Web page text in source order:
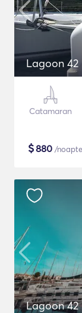
Lagoon 42
Catamaran
$880 /noapte
Lagoon 42